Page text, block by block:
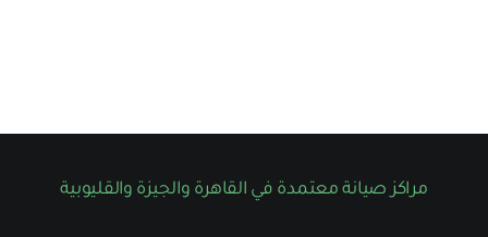
مراكز صيانة معتمدة في القاهرة والجيزة والقليوبية